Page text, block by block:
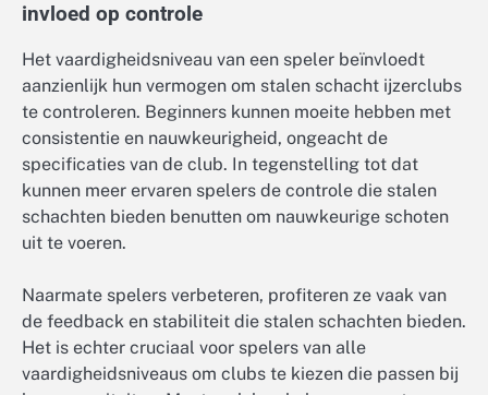
invloed op controle
Het vaardigheidsniveau van een speler beïnvloedt
aanzienlijk hun vermogen om stalen schacht ijzerclubs
te controleren. Beginners kunnen moeite hebben met
consistentie en nauwkeurigheid, ongeacht de
specificaties van de club. In tegenstelling tot dat
kunnen meer ervaren spelers de controle die stalen
schachten bieden benutten om nauwkeurige schoten
uit te voeren.
Naarmate spelers verbeteren, profiteren ze vaak van
de feedback en stabiliteit die stalen schachten bieden.
Het is echter cruciaal voor spelers van alle
vaardigheidsniveaus om clubs te kiezen die passen bij